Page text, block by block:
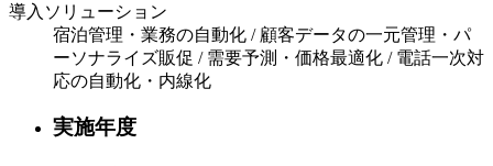
導入ソリューション
宿泊管理・業務の自動化 / 顧客データの一元管理・パ
ーソナライズ販促 / 需要予測・価格最適化 / 電話一次対
応の自動化・内線化
実施年度